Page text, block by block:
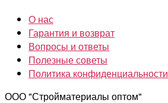
О нас
Гарантия и возврат
Вопросы и ответы
Полезные советы
Политика конфиденциальности
ООО "Стройматериалы оптом"